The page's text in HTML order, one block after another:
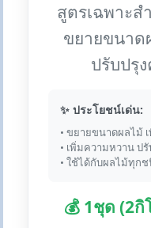
สูตรเฉพาะ
ขยายขนาด
ปรับปรุ
✨ ประโยชน์เด่น:
• ขยายขนาดผลไม้
• เพิ่มความหวาน ป
• ใช้ได้กับผลไม้ทุก
💰 1ชุด (2กิ